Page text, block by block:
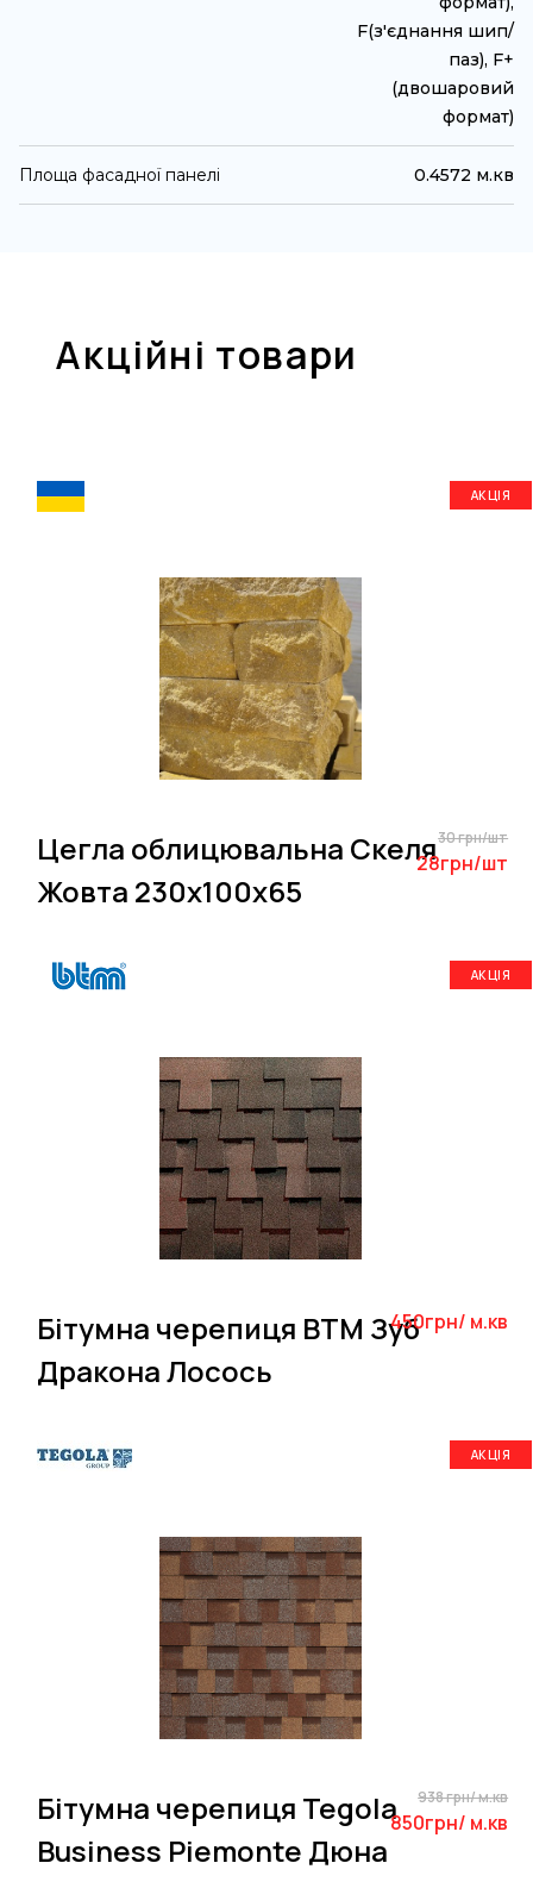
F(з'єднання шип/
паз), F+
(двошаровий
формат)
Площа фасадної панелі 0.4572 м.кв
Акційні товари
АКЦІЯ
Цегла облицювальна Скеля
Жовта 230х100х65
30 грн/шт
28грн/шт
АКЦІЯ
Бітумна черепиця BTM Зуб
Дракона Лосось
450грн/ м.кв
АКЦІЯ
Бітумна черепиця Tegola
Business Piemonte Дюна
938 грн/ м.кв
850грн/ м.кв